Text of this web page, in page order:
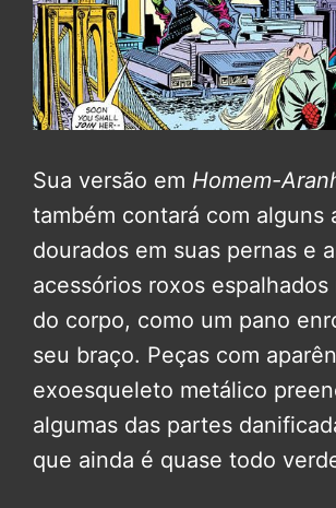
Sua versão em Homem-
também contará com alguns
dourados em suas pernas e
acessórios roxos
do corpo, como um pano
seu braço. Peças com
exoesqueleto metálico
algumas das partes
que ainda é quase todo